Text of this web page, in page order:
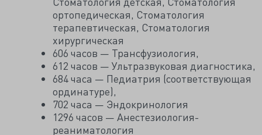
ортопедическая, Стоматология
терапевтическая, Стоматология
хирургическая
606 часов — Трансфузиология,
612 часов — Ультразвуковая диагностика,
684 часа — Педиатрия (соответствующая
ординатуре),
702 часа — Эндокринология
1296 часов — Анестезиология-
реаниматология